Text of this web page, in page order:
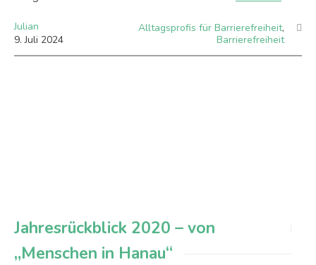
Julian
9. Juli 2024
Alltagsprofis für Barrierefreiheit,
Barrierefreiheit
Jahresrückblick 2020 – von
„Menschen in Hanau“